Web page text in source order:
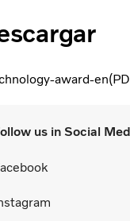
award-en
us in Social